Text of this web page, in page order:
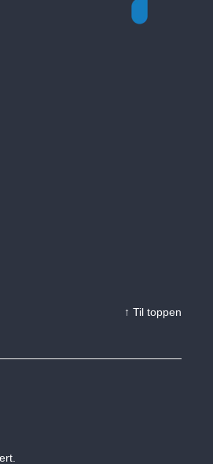
↑ Til toppen